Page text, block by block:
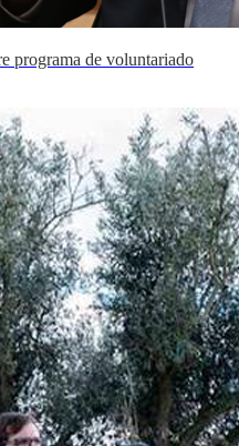
programa de voluntariado